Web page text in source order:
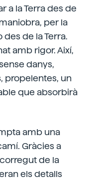
a la Terra des de
per la
de la Terra.
amb rigor. Així,
danys,
propelentes, un
que absorbirà
amb una
Gràcies a
de la
els detalls